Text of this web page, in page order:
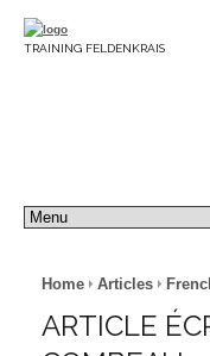
TRAINING FELDENKRAIS
Home Articles
ARTICLE